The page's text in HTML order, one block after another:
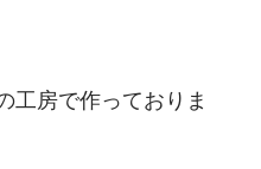
工房で作っておりま